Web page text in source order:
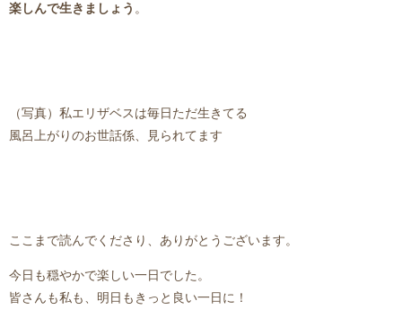
楽しんで生きましょう 。
（写真）私エリザベスは毎日ただ生きてる
風呂上がりのお世話係、見られてます
ここまで読んでくださり、ありがとうございます。
今日も穏やかで楽しい一日でした。
皆さんも私も、明日もきっと良い一日に！